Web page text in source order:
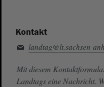
Kontakt
landtag@lt.sachsen-
Mit diesem
Landtags eine Nachricht.